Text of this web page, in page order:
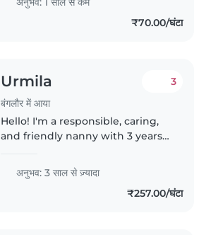
I am evening some income
ganreat so iam looking for₹70.00/घंटा
Urmila
बंगलौर में आया
3
Hello! I'm a responsible, caring,
and friendly nanny with 3 years
toddlers, preschoolers, and
gradeschoolers. I speak both
English and Hindi, and I'm..
अनुभव: 3 साल से ज़्यादा
₹257.00/घंटा